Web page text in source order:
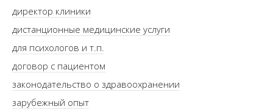
директор клиники
дистанционные медицинские услуги
для психологов и т.п.
договор с пациентом
законодательство о здравоохранении
зарубежный опыт